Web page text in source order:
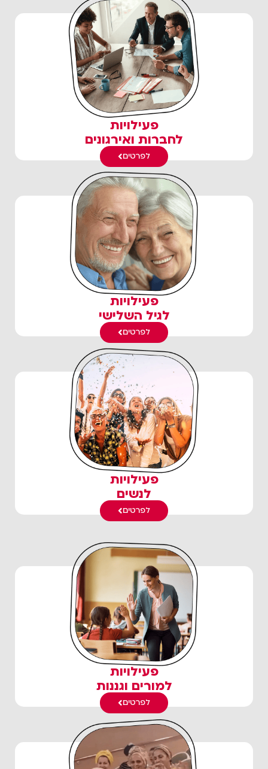
פעילויות
לחברות ואירגונים
לפרטים
פעילויות
לגיל השלישי
לפרטים
פעילויות
לנשים
לפרטים
פעילויות
למורים וגננות
לפרטים